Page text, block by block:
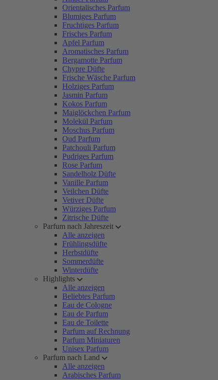
Orientalisches Parfum
Blumiges Parfum
Fruchtiges Parfum
Frisches Parfum
Apfel Parfum
Aromatisches Parfum
Bergamotte Parfum
Chypre Düfte
Frische Wäsche Parfum
Holziges Parfum
Jasmin Parfum
Kokos Parfum
Maiglöckchen Parfum
Molekül Parfum
Moschus Parfum
Oud Parfum
Patchouli Parfum
Pudriges Parfum
Rose Parfum
Sandelholz Düfte
Vanille Parfum
Veilchen Düfte
Vetiver Düfte
Würziges Parfum
Zitrische Düfte
Parfum nach Jahreszeit
Alle anzeigen
Frühlingsdüfte
Herbstdüfte
Sommerdüfte
Winterdüfte
Highlights
Alle anzeigen
Beliebtes Parfum
Eau de Cologne
Eau de Parfum
Eau de Toilette
Parfum auf Rechnung
Parfum Miniaturen
Unisex Parfum
Parfum nach Land
Alle anzeigen
Arabisches Parfum